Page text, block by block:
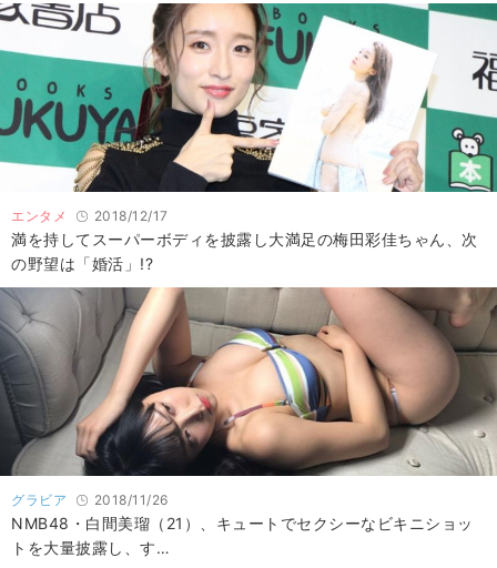
エンタメ 2018/12/17
満を持してスーパーボディを披露し大満足の梅田彩佳ちゃん、次
の野望は「婚活」!?
グラビア 2018/11/26
NMB48・白間美瑠（21）、キュートでセクシーなビキニショッ
トを大量披露し、す…